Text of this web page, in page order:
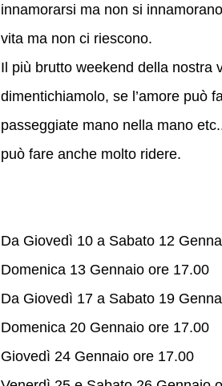
innamorarsi ma non si
vita ma non ci riescono.
Il più brutto weekend della nostra
dimentichiamolo, se l’amore può
passeggiate mano nella mano
può fare anche molto ridere.
Da Giovedì 10 a Sabato 12
Domenica 13 Gennaio ore 17.00
Da Giovedì 17 a Sabato 19
Domenica 20 Gennaio ore 17.00
Giovedì 24 Gennaio ore 17.00